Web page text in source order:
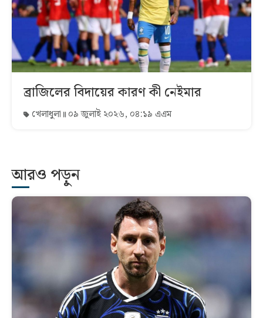
ব্রাজিলের বিদায়ের কারণ কী নেইমার
খেলাধুলা ০৯ জুলাই ২০২৬, ০৪:১৯ এএম
আরও পড়ুন